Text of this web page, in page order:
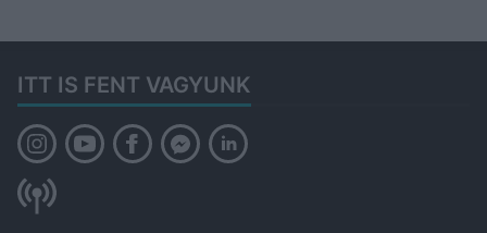
ITT IS FENT VAGYUNK